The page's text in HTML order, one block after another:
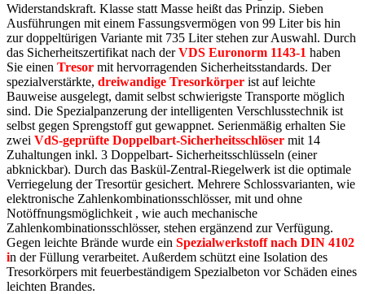
Widerstandskraft. Klasse statt Masse heißt das Prinzip. Sieben
Ausführungen mit einem Fassungsvermögen von 99 Liter bis hin
zur doppeltürigen Variante mit 735 Liter stehen zur Auswahl. Durch
das Sicherheitszertifikat nach derVDS Euronorm 1143-1 haben
Sie einen Tresor mit hervorragenden Sicherheitsstandards. Der
spezialverstärkte, dreiwandige Tresorkörper ist auf leichte
Bauweise ausgelegt, damit selbst schwierigste Transporte möglich
sind. Die Spezialpanzerung der intelligenten Verschlusstechnik ist
selbst gegen Sprengstoff gut gewappnet. Serienmäßig erhalten Sie
zwei VdS-geprüfte Doppelbart-Sicherheitsschlöser mit 14
Zuhaltungen inkl. 3 Doppelbart- Sicherheitsschlüsseln (einer
abknickbar). Durch das Baskül-Zentral-Riegelwerk ist die optimale
Verriegelung der Tresortür gesichert. Mehrere Schlossvarianten, wie
elektronische Zahlenkombinationsschlösser, mit und ohne
Notöffnungsmöglichkeit , wie auch mechanische
Zahlenkombinationsschlösser, stehen ergänzend zur Verfügung.
Gegen leichte Brände wurde ein Spezialwerkstoff nach DIN 4102
in der Füllung verarbeitet. Außerdem schützt eine Isolation des
Tresorkörpers mit feuerbeständigem Spezialbeton vor Schäden eines
leichten Brandes.